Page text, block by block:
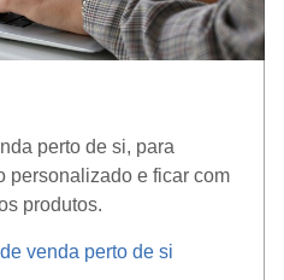
perto de si, para
personalizado e ficar com
produtos.
venda perto de si